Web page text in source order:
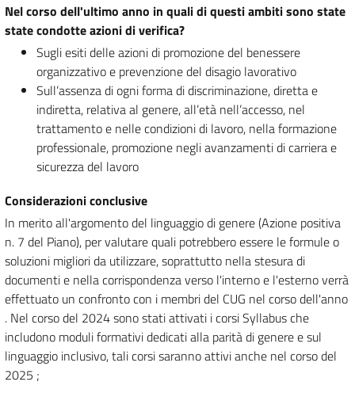
Nel corso dell'ultimo anno in quali di questi ambiti sono state
state condotte azioni di verifica?
Sugli esiti delle azioni di promozione del benessere
organizzativo e prevenzione del disagio lavorativo
Sull’assenza di ogni forma di discriminazione, diretta e
indiretta, relativa al genere, all’età nell’accesso, nel
trattamento e nelle condizioni di lavoro, nella formazione
professionale, promozione negli avanzamenti di carriera e
sicurezza del lavoro
Considerazioni conclusive
In merito all'argomento del linguaggio di genere (Azione positiva
n. 7 del Piano), per valutare quali potrebbero essere le formule o
soluzioni migliori da utilizzare, soprattutto nella stesura di
documenti e nella corrispondenza verso l'interno e l'esterno verrà
effettuato un confronto con i membri del CUG nel corso dell'anno
. Nel corso del 2024 sono stati attivati i corsi Syllabus che
includono moduli formativi dedicati alla parità di genere e sul
linguaggio inclusivo, tali corsi saranno attivi anche nel corso del
2025 ;